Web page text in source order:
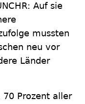
Auf sie
mussten
neu vor
Länder
70 Prozent aller